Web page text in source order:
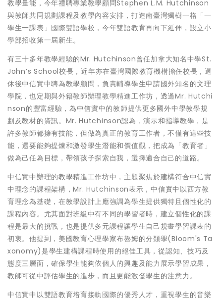
教學量能，今年禮聘專業教學顧問Stephen L.M. Hutchinson
與教師共同規劃課程及教學內容安排，打造南臺灣獨樹一格「一
學生一課表」國際雙語學校，今年雙語教育再向下延伸，設立小
學部招收第一屆新生。
有三十多年教學經驗的Mr. Hutchinson曾任加拿大知名中學St.
John’s School校長，近年亦在臺灣國際教育機構擔任校長，退
休後中信實中聘為教學顧問，負責輔導學生申請國外知名的文理
學院，也定期與外籍教師辦理教學精進工作坊，透過Mr. Hutchi
nson的豐富經驗，為中信實中的教師提供更多國外中學教學規
劃及教材的資訊。Mr. Hutchinson認為，演示和指導教學，是
許多教師都擁有技能，但做為真正的教育工作者，不僅有這些技
能，還要能夠提煉和激發學生潛能和價值觀，把成為「教育者」
做為己任為目標，帶領孩子探索自我，選擇適合自己的道路。
中信實中辦理的教學精進工作坊中，主題聚焦於建構符合中信實
中理念的課程架構，Mr. Hutchinson表示，中信實中以西方教
育理念為基礎，在教學設計上應強調為學生提供獨特且個性化的
課程內容。尤其面對班級中有不同的學習者時，建立個性化的課
程是最大的挑戰，也是提供多元課程讓學生自己規畫學習課表的
初衷。他提到，美國教育心理學家布魯姆的分類學(Bloom's Ta
xonomy)是學生建構課程時使用的絕佳工具，從認知、技巧及
態度三層面，確保學生能夠依個人的興趣及能力展示學習成果，
教師可從中評估學生的進步，而且更能激發學生的注意力。
中信實中以雙語教育培育接軌國際的優秀人才，重視學生的音樂